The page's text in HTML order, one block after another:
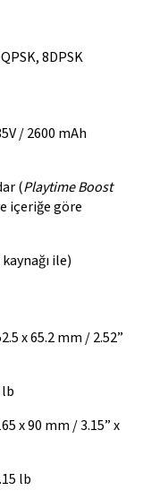
8DPSK
/ 2600 mAh
(Playtime Boost
içeriğe göre
ile)
x 65.2 mm / 2.52”
lb
x 90 mm / 3.15” x
lb